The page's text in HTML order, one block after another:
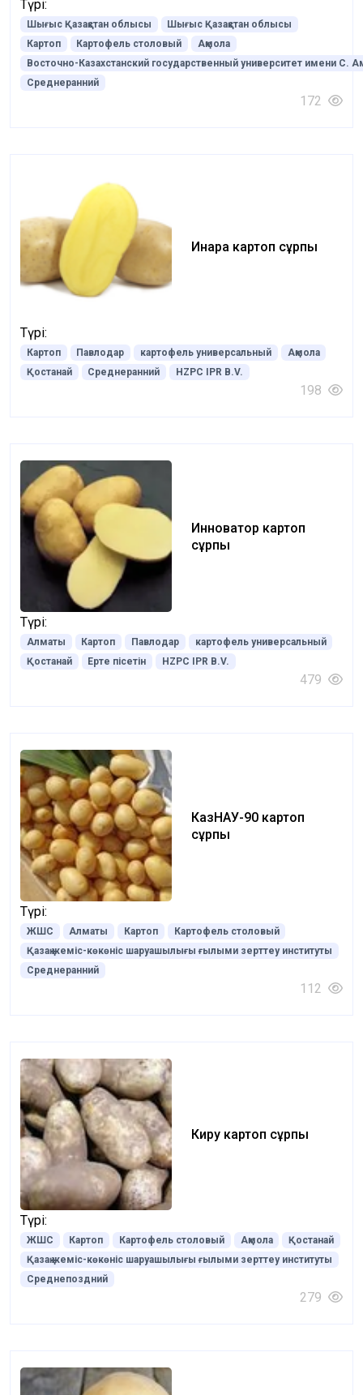
Түрі:
Шығыс Қазақстан облысы
Шығыс Қазақстан облысы
Картоп
Картофель столовый
Ақмола
Восточно-Казахстанский государственный университет имени С.
Среднеранний
172
Инара картоп сұрпы
Түрі:
Картоп Павлодар картофель универсальный
Ақмола
Қостанай
Среднеранний HZPC IPR B.V.
198
Инноватор картоп
сұрпы
Түрі:
Алматы Картоп Павлодар
картофель универсальный
Қостанай
Ерте пісетін HZPC IPR B.V.
479
КазНАУ-90 картоп
сұрпы
Түрі:
ЖШС Алматы Картоп
Картофель столовый
Қазақ жеміс-көкөніс шаруашылығы ғылыми зерттеу институты
Среднеранний
112
Киру картоп сұрпы
Түрі:
ЖШС Картоп Картофель столовый Ақмола
Қостанай
Қазақ жеміс-көкөніс шаруашылығы ғылыми зерттеу институты
Среднепоздний
279